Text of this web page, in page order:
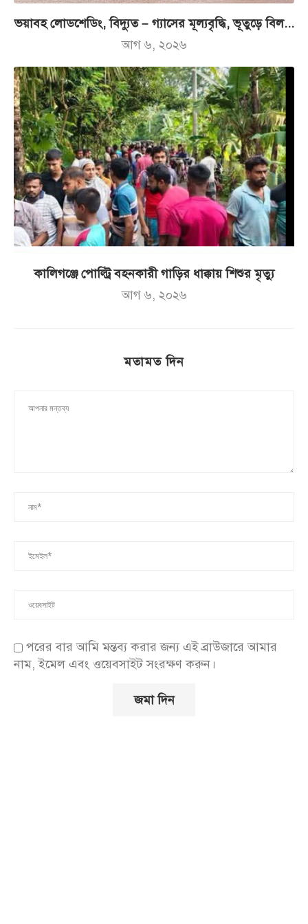
ভয়াবহ লোডশেডিং, বিদ্যুত – গ্যাসের মূল্যবৃদ্ধি, ভূতুড়ে বিল...
আগ ৬, ২০২৬
কালিগঞ্জে পোল্ট্রি বহনকারী গাড়ির ধাক্কায় শিশুর মৃত্যু
আগ ৬, ২০২৬
মতামত দিন
পরের বার আমি মন্তব্য করার জন্য এই ব্রাউজারে আমার
নাম, ইমেল এবং ওয়েবসাইট সংরক্ষণ করুন।